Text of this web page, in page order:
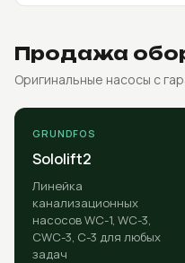
Продажа
Оригинальные насосы с
GRUNDFOS
Sololift2
Линейка
канализационных
насосов WC-1, WC-3,
CWC-3, C-3 для любых
задач